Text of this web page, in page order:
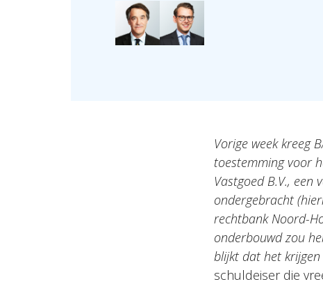
Vorige week kreeg
toestemming voor
Vastgoed B.V.,
ondergebracht
rechtbank Noord-
onderbouwd zou
blijkt dat het krijgen
schuldeiser die